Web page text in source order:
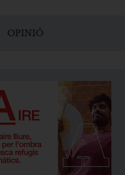
OPINIÓ